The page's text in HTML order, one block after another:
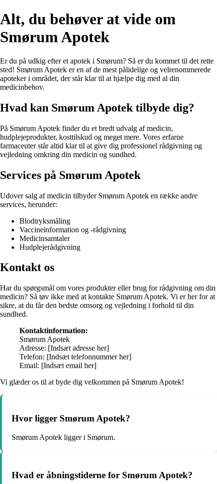
Alt, du behøver at vide om
Smørum Apotek
Er du på udkig efter et apotek i Smørum? Så er du kommet til det rette
sted! Smørum Apotek er en af de mest pålidelige og velrenommerede
apoteker i området, der står klar til at hjælpe dig med al din
medicinbehov.
Hvad kan Smørum Apotek tilbyde dig?
På Smørum Apotek finder du et bredt udvalg af medicin,
hudplejeprodukter, kosttilskud og meget mere. Vores erfarne
farmaceuter står altid klar til at give dig professionel rådgivning og
vejledning omkring din medicin og sundhed.
Services på Smørum Apotek
Udover salg af medicin tilbyder Smørum Apotek en række andre
services, herunder:
Blodtryksmåling
Vaccineinformation og -rådgivning
Medicinsamtaler
Hudplejerådgivning
Kontakt os
Har du spørgsmål om vores produkter eller brug for rådgivning om din
medicin? Så tøv ikke med at kontakte Smørum Apotek. Vi er her for at
sikre, at du får den bedste omsorg og vejledning i forhold til din
sundhed.
Kontaktinformation:
Smørum Apotek
Adresse: [Indsæt adresse her]
Telefon: [Indsæt telefonnummer her]
Email: [Indsæt email her]
Vi glæder os til at byde dig velkommen på Smørum Apotek!
Hvor ligger Smørum Apotek?
Smørum Apotek ligger i Smørum.
Hvad er åbningstiderne for Smørum Apotek?